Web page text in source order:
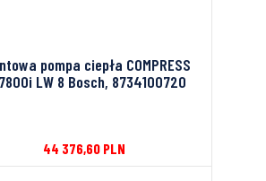
pompa ciepła COMPRESS
LW 8 Bosch, 8734100720
44 376,60 PLN